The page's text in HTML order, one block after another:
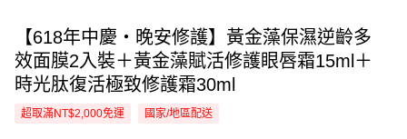
【618年中慶・晚安修護】黃金藻保濕逆齡多
效面膜2入裝＋黃金藻賦活修護眼唇霜15ml＋
時光肽復活極致修護霜30ml
超取滿NT$2,000免運 國家/地區配送